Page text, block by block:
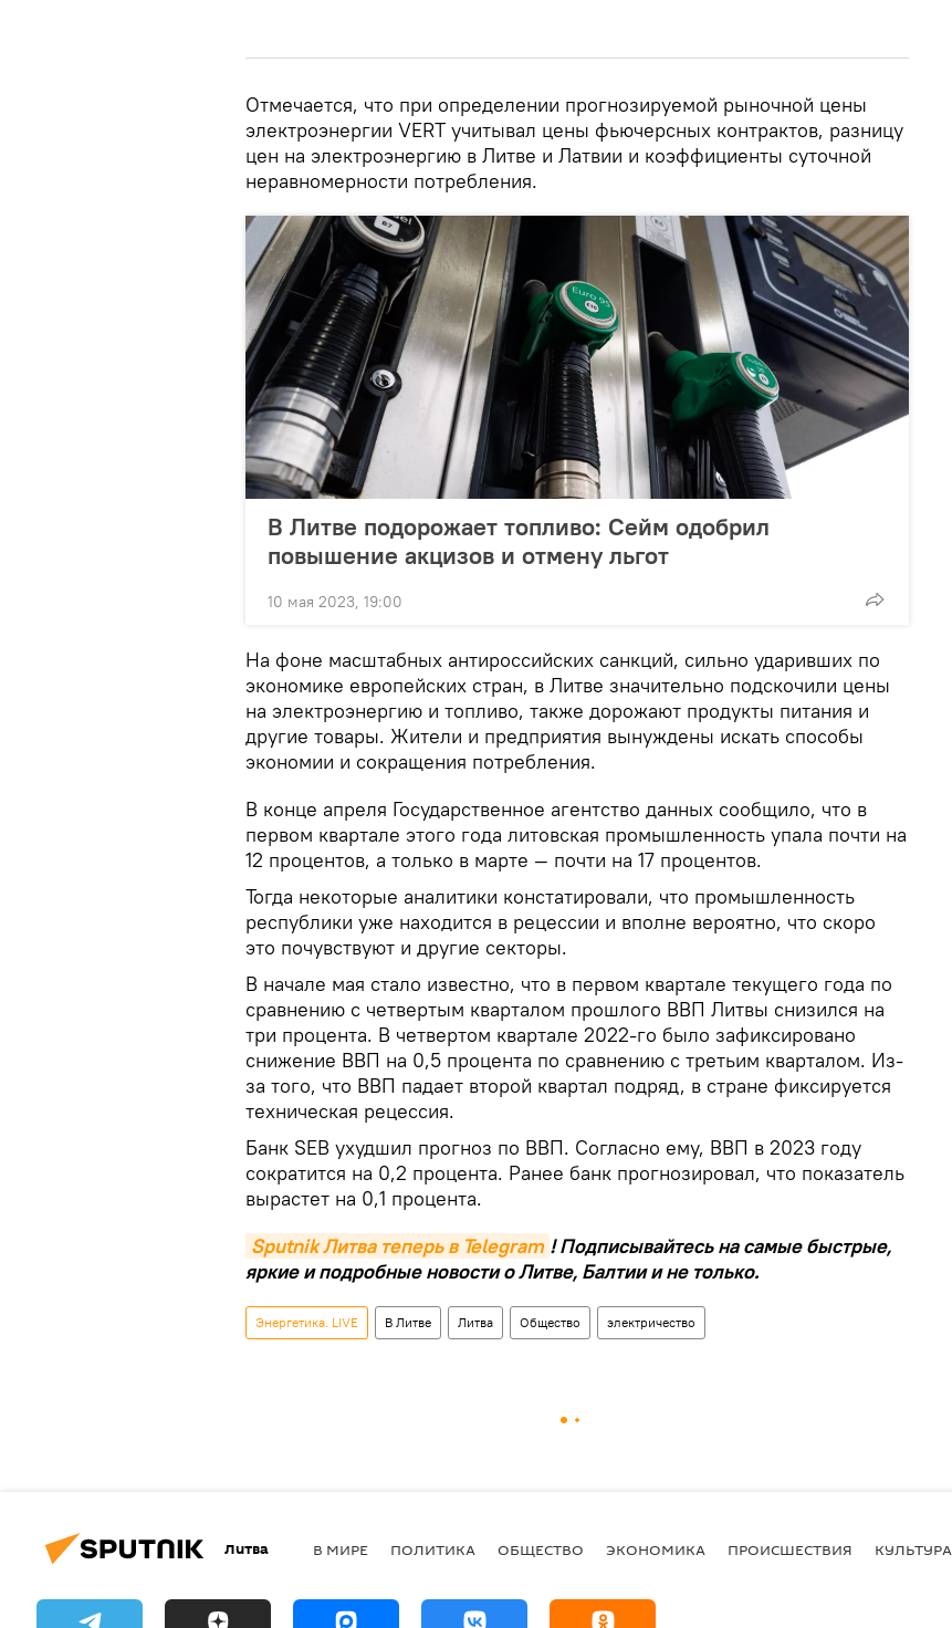
Отмечается, что при определении прогнозируемой рыночной цены
электроэнергии VERT учитывал цены фьючерсных контрактов, разницу
цен на электроэнергию в Литве и Латвии и коэффициенты суточной
неравномерности потребления.
В Литве подорожает топливо: Сейм одобрил
повышение акцизов и отмену льгот
10 мая 2023, 19:00
На фоне масштабных антироссийских санкций, сильно ударивших по
экономике европейских стран, в Литве значительно подскочили цены
на электроэнергию и топливо, также дорожают продукты питания и
другие товары. Жители и предприятия вынуждены искать способы
экономии и сокращения потребления.
В конце апреля Государственное агентство данных сообщило, что в
первом квартале этого года литовская промышленность упала почти на
12 процентов, а только в марте — почти на 17 процентов.
Тогда некоторые аналитики констатировали, что промышленность
республики уже находится в рецессии и вполне вероятно, что скоро
это почувствуют и другие секторы.
В начале мая стало известно, что в первом квартале текущего года по
сравнению с четвертым кварталом прошлого ВВП Литвы снизился на
три процента. В четвертом квартале 2022-го было зафиксировано
снижение ВВП на 0,5 процента по сравнению с третьим кварталом. Из-
за того, что ВВП падает второй квартал подряд, в стране фиксируется
техническая рецессия.
Банк SEB ухудшил прогноз по ВВП. Согласно ему, ВВП в 2023 году
сократится на 0,2 процента. Ранее банк прогнозировал, что показатель
вырастет на 0,1 процента.
Sputnik Литва теперь в Telegram ! Подписывайтесь на самые быстрые,
яркие и подробные новости о Литве, Балтии и не только.
Энергетика. LIVE В Литве Литва Общество электричество
Литва В МИРЕ ПОЛИТИКА ОБЩЕСТВО ЭКОНОМИКА ПРОИСШЕСТВИЯ КУЛЬТУРА